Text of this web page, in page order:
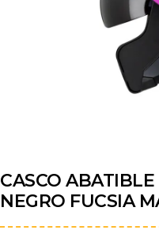
CASCO
NEGRO FUCSIA